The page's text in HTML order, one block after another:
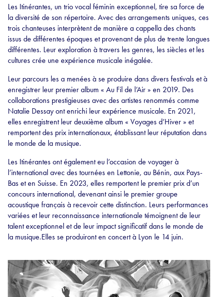
Les Itinérantes, un trio vocal féminin exceptionnel, tire sa force de
la diversité de son répertoire. Avec des arrangements uniques, ces
trois chanteuses interprètent de manière a cappella des chants
issus de différentes époques et provenant de plus de trente langues
différentes. Leur exploration à travers les genres, les siècles et les
cultures crée une expérience musicale inégalée.
Leur parcours les a menées à se produire dans divers festivals et à
enregistrer leur premier album « Au Fil de l’Air » en 2019. Des
collaborations prestigieuses avec des artistes renommés comme
Natalie Dessay ont enrichi leur expérience musicale. En 2021,
elles enregistrent leur deuxième album « Voyages d’Hiver » et
remportent des prix internationaux, établissant leur réputation dans
le monde de la musique.
Les Itinérantes ont également eu l’occasion de voyager à
l’international avec des tournées en Lettonie, au Bénin, aux Pays-
Bas et en Suisse. En 2023, elles remportent le premier prix d’un
concours international, devenant ainsi le premier groupe
acoustique français à recevoir cette distinction. Leurs performances
variées et leur reconnaissance internationale témoignent de leur
talent exceptionnel et de leur impact significatif dans le monde de
la musique.Elles se produiront en concert à Lyon le 14 juin.